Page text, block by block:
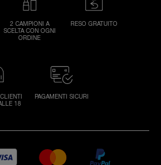
2 CAMPIONI A
SCELTA CON OGNI
ORDINE
RESO GRATUITO
18
PAGAMENTI SICURI